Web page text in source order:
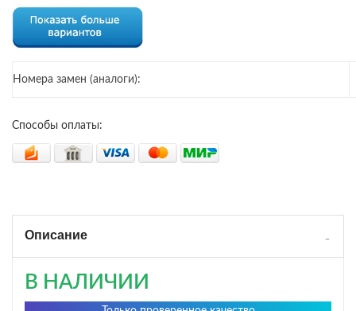
Номера замен (аналоги):
Способы оплаты:
Описание
В НАЛИЧИИ